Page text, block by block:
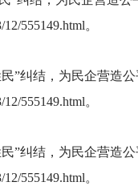
555149.html。
”纠结，为民企营造
555149.html。
”纠结，为民企营造
555149.html。